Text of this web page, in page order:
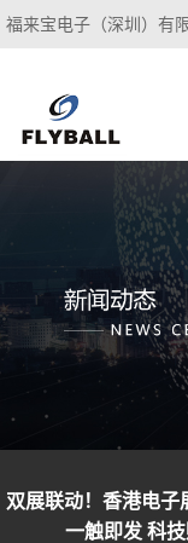
福来宝电子（深圳）有
双展联动！香港电子
一触即发 科